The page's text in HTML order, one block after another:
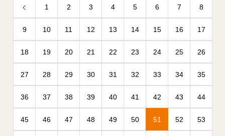
1 2 3 4 5 6 7 8
9 10 11 12 13 14 15 16 17
18 19 20 21 22 23 24 25 26
27 28 29 30 31 32 33 34 35
36 37 38 39 40 41 42 43 44
45 46 47 48 49 50 51 52 53